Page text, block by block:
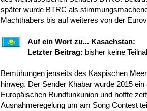
später wurde BTRC als
Machthabers bis auf weiteres von der
Auf ein Wort zu... Kasachstan:
Letzter Beitrag: bisher keine
Bemühungen jenseits des Kaspischen
hinweg. Der Sender Khabar wurde 2015
Europäischen Rundfunkunion und hoffte
Ausnahmeregelung um am Song Contest